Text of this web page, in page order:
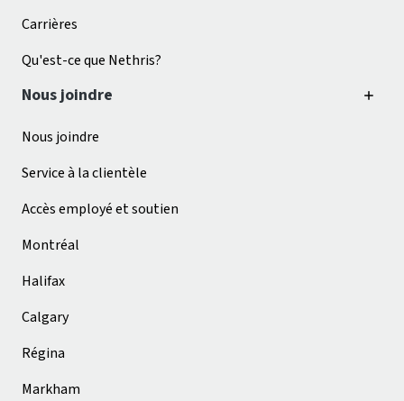
Carrières
Qu'est-ce que Nethris?
Nous joindre
Nous joindre
Service à la clientèle
Accès employé et soutien
Montréal
Halifax
Calgary
Régina
Markham